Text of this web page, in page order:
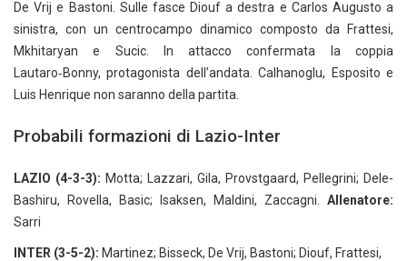
De Vrij e Bastoni. Sulle fasce Diouf a destra e Carlos Augusto a
sinistra, con un centrocampo dinamico composto da Frattesi,
Mkhitaryan e Sucic. In attacco confermata la coppia
Lautaro‑Bonny, protagonista dell’andata. Calhanoglu, Esposito e
Luis Henrique non saranno della partita.
Probabili formazioni di Lazio-Inter
LAZIO (4-3-3): Motta; Lazzari, Gila, Provstgaard, Pellegrini; Dele-
Bashiru, Rovella, Basic; Isaksen, Maldini, Zaccagni. Allenatore:
Sarri
INTER (3-5-2): Martinez; Bisseck, De Vrij, Bastoni; Diouf, Frattesi,